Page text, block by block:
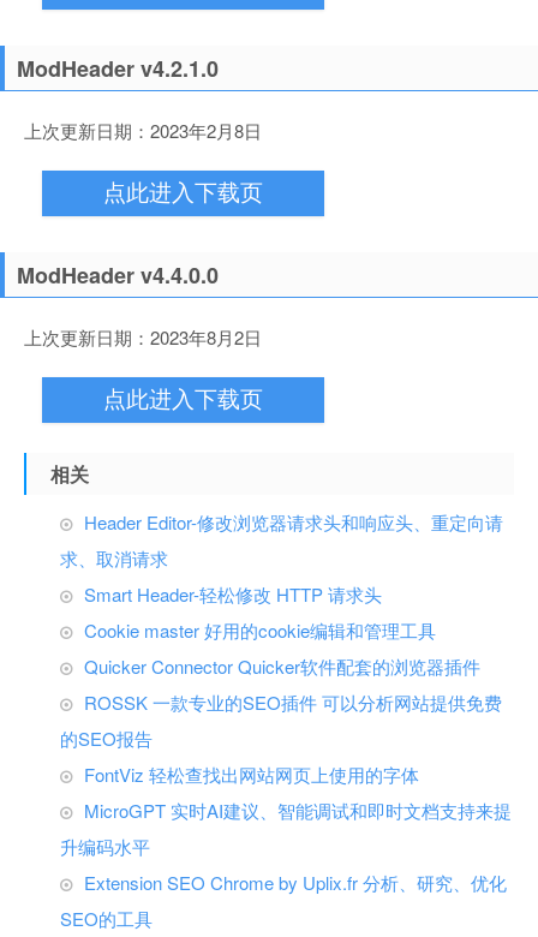
ModHeader v4.2.1.0
上次更新日期：2023年2月8日
点此进入下载页
ModHeader v4.4.0.0
上次更新日期：2023年8月2日
点此进入下载页
相关
Header Editor-修改浏览器请求头和响应头、重定向请
求、取消请求
Smart Header-轻松修改 HTTP 请求头
Cookie master 好用的cookie编辑和管理工具
Quicker Connector Quicker软件配套的浏览器插件
ROSSK 一款专业的SEO插件 可以分析网站提供免费
的SEO报告
FontViz 轻松查找出网站网页上使用的字体
MicroGPT 实时AI建议、智能调试和即时文档支持来提
升编码水平
Extension SEO Chrome by Uplix.fr 分析、研究、优化
SEO的工具